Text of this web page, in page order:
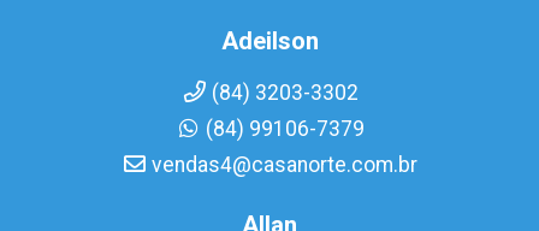
Adeilson
(84) 3203-3302
(84) 99106-7379
vendas4@casanorte.com.br
Allan